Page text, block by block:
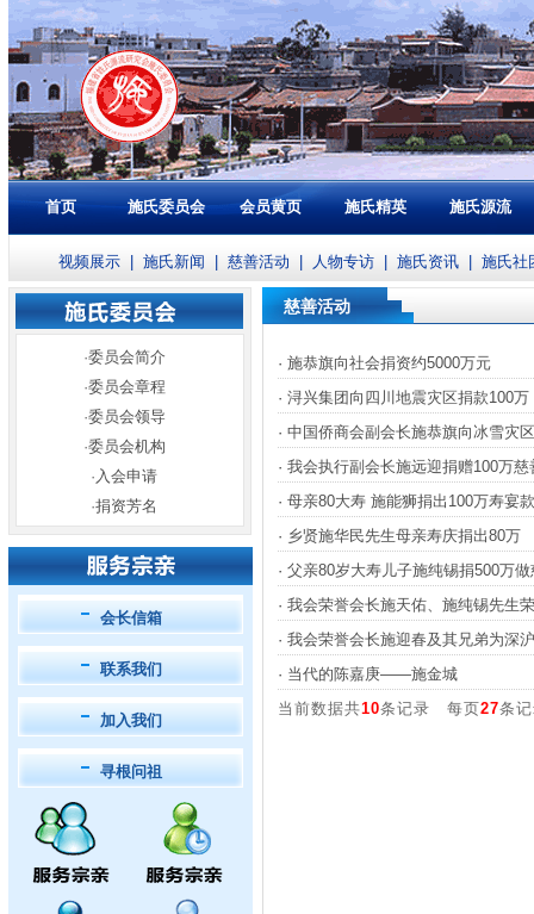
首页 施氏委员会 会员黄页 施氏精英 施氏源流
视频展示 施氏新闻 慈善活动 人物专访 施氏资讯 施氏社
·委员会简介
·委员会章程
·委员会领导
·委员会机构
· 入会申请
·捐资芳名
会长信箱
联系我们
加入我们
寻根问祖
慈善活动
· 施恭旗向社会捐资约5000万元
· 浔兴集团向四川地震灾区捐款100万
· 中国侨商会副会长施恭旗向冰雪灾
· 我会执行副会长施远迎捐赠100万慈
· 母亲80大寿 施能狮捐出100万寿宴款
· 乡贤施华民先生母亲寿庆捐出80万
· 父亲80岁大寿儿子施纯锡捐500万做
· 我会荣誉会长施天佑、施纯锡先生
· 我会荣誉会长施迎春及其兄弟为深
· 当代的陈嘉庚——施金城
当前数据共10条记录 每页27条